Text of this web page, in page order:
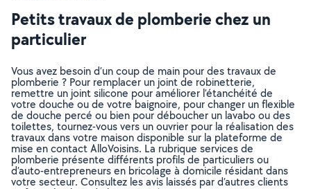
Petits travaux de plomberie chez un
particulier
Vous avez besoin d’un coup de main pour des travaux de
plomberie ? Pour remplacer un joint de robinetterie,
remettre un joint silicone pour améliorer l’étanchéité de
votre douche ou de votre baignoire, pour changer un flexible
de douche percé ou bien pour déboucher un lavabo ou des
toilettes, tournez-vous vers un ouvrier pour la réalisation des
travaux dans votre maison disponible sur la plateforme de
mise en contact AlloVoisins. La rubrique services de
plomberie présente différents profils de particuliers ou
d’auto-entrepreneurs en bricolage à domicile résidant dans
votre secteur. Consultez les avis laissés par d’autres clients